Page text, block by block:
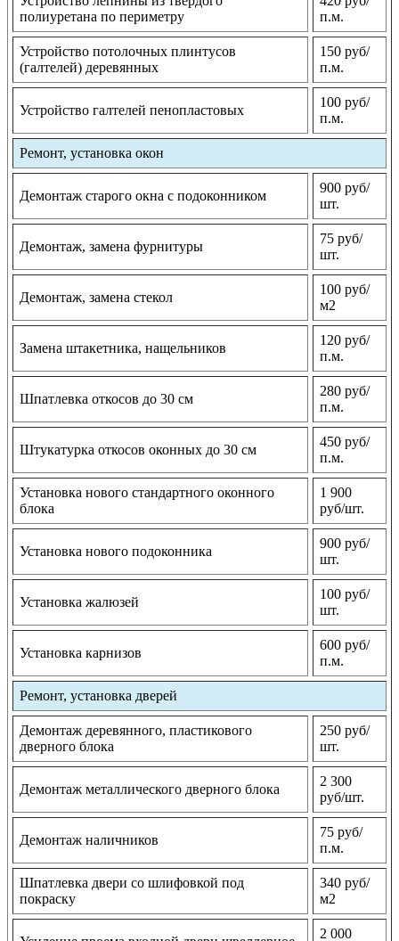
полиуретана по периметру
п.м.
Устройство потолочных плинтусов
(галтелей) деревянных
150 руб/
п.м.
Устройство галтелей пенопластовых
100 руб/
п.м.
Ремонт, установка окон
Демонтаж старого окна с подоконником
900 руб/
шт.
Демонтаж, замена фурнитуры
75 руб/
шт.
Демонтаж, замена стекол
100 руб/
м2
Замена штакетника, нащельников
120 руб/
п.м.
Шпатлевка откосов до 30 см
280 руб/
п.м.
Штукатурка откосов оконных до 30 см
450 руб/
п.м.
Установка нового стандартного оконного
блока
1 900
руб/шт.
Установка нового подоконника
900 руб/
шт.
Установка жалюзей
100 руб/
шт.
Установка карнизов
600 руб/
п.м.
Ремонт, установка дверей
Демонтаж деревянного, пластикового
дверного блока
250 руб/
шт.
Демонтаж металлического дверного блока
2 300
руб/шт.
Демонтаж наличников
75 руб/
п.м.
Шпатлевка двери со шлифовкой под
покраску
340 руб/
м2
2 000